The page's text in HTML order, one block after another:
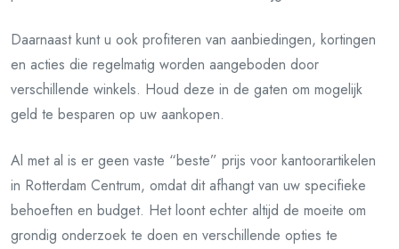
Daarnaast kunt u ook profiteren van aanbiedingen, kortingen
en acties die regelmatig worden aangeboden door
verschillende winkels. Houd deze in de gaten om mogelijk
geld te besparen op uw aankopen.
Al met al is er geen vaste “beste” prijs voor kantoorartikelen
in Rotterdam Centrum, omdat dit afhangt van uw specifieke
behoeften en budget. Het loont echter altijd de moeite om
grondig onderzoek te doen en verschillende opties te